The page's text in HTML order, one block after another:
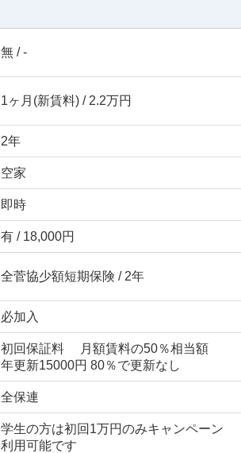
無 / -
1ヶ月(新賃料) / 2.2万円
2年
空家
即時
有 / 18,000円
全菅協少額短期保険 / 2年
必加入
初回保証料 月額賃料の50％相当額
年更新15000円 80％で更新なし
全保連
学生の方は初回1万円のみキャンペーン
利用可能です